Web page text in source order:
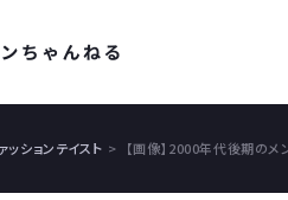
ッションテイスト 【画像】2000年代後期のメ